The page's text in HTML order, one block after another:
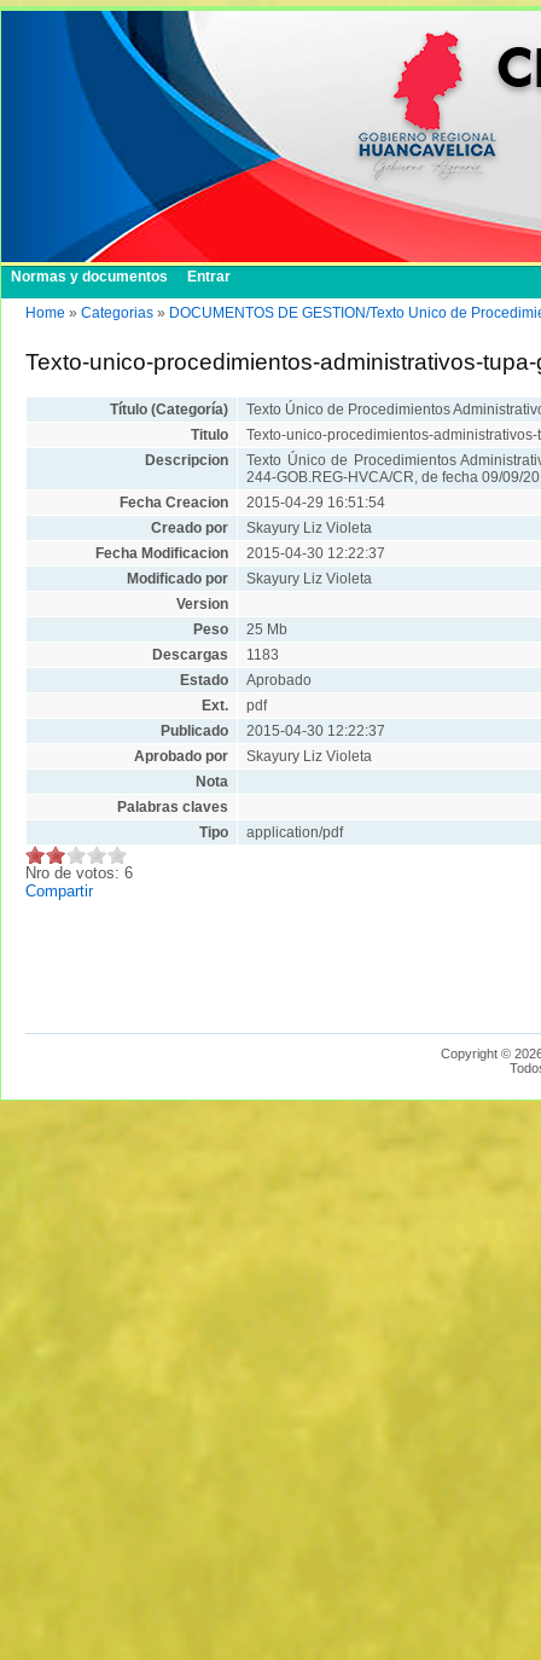
Normas y documentos Entrar
Home » Categorias » DOCUMENTOS DE GESTION/Texto Unico de
Texto-unico-procedimientos-administrativos-
Título (Categoría)
Texto Único de Procedimientos
Titulo
Texto-unico-procedimientos-
Descripcion
Texto Único de Procedimientos
244-GOB.REG-HVCA/CR, de fecha 09/09/
Fecha Creacion
2015-04-29 16:51:54
Creado por
Skayury Liz Violeta
Fecha Modificacion
2015-04-30 12:22:37
Modificado por
Skayury Liz Violeta
Version
Peso
25 Mb
Descargas
1183
Estado
Aprobado
Ext.
pdf
Publicado
2015-04-30 12:22:37
Aprobado por
Skayury Liz Violeta
Nota
Palabras claves
Tipo
application/pdf
Nro de votos: 6
Compartir
Copyright ©